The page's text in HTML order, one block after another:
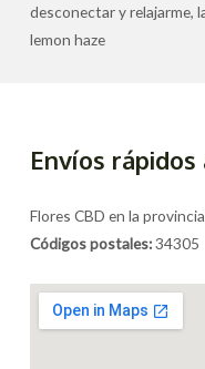
desconectar y relajarme,
lemon haze
Envíos rápidos
Flores CBD en la
Códigos postales:34305